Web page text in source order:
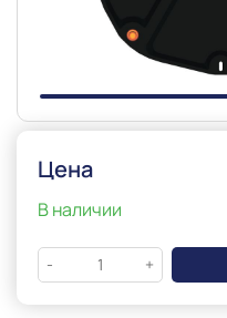
Цена
В наличии
- +